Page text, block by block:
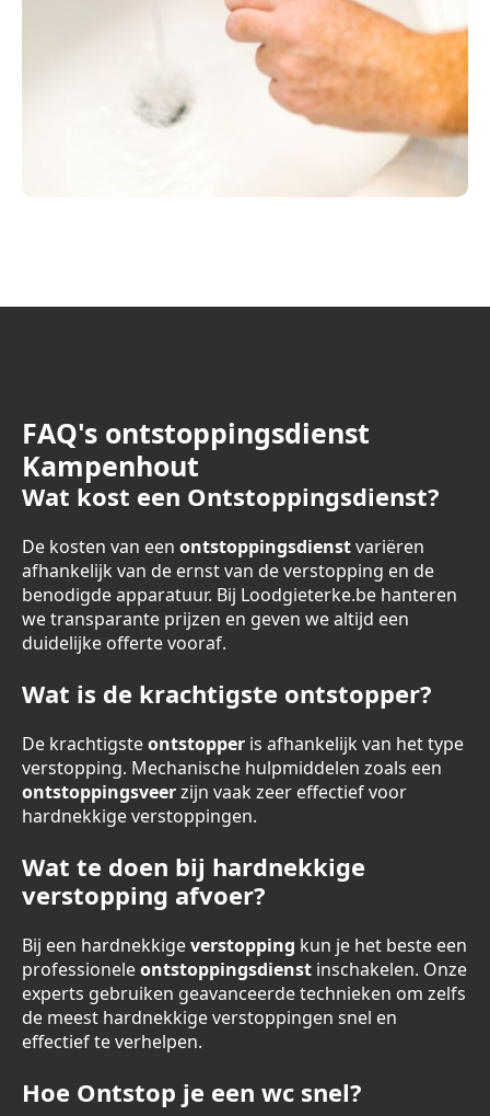
FAQ's ontstoppingsdienst
Kampenhout
Wat kost een Ontstoppingsdienst?
De kosten van een ontstoppingsdienstvariëren
afhankelijk van de ernst van de verstopping en de
benodigde apparatuur. Bij Loodgieterke.be hanteren
we transparante prijzen en geven we altijd een
duidelijke offerte vooraf.
Wat is de krachtigste ontstopper?
De krachtigsteontstopper is afhankelijk van het type
verstopping. Mechanische hulpmiddelen zoals een
ontstoppingsveerzijn vaak zeer effectief voor
hardnekkige verstoppingen.
Wat te doen bij hardnekkige
verstopping afvoer?
Bij een hardnekkigeverstopping kun je het beste een
professioneleontstoppingsdienst inschakelen. Onze
experts gebruiken geavanceerde technieken om zelfs
de meest hardnekkige verstoppingen snel en
effectief te verhelpen.
Hoe Ontstop je een wc snel?